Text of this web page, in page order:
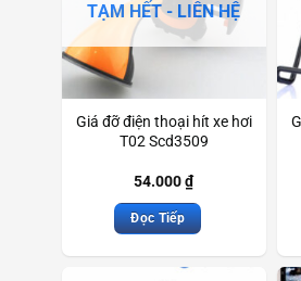
TẠM HẾT - LIÊN HỆ
Giá đỡ điện thoại hít xe hơi
T02 Scd3509
54.000₫
Đọc Tiếp